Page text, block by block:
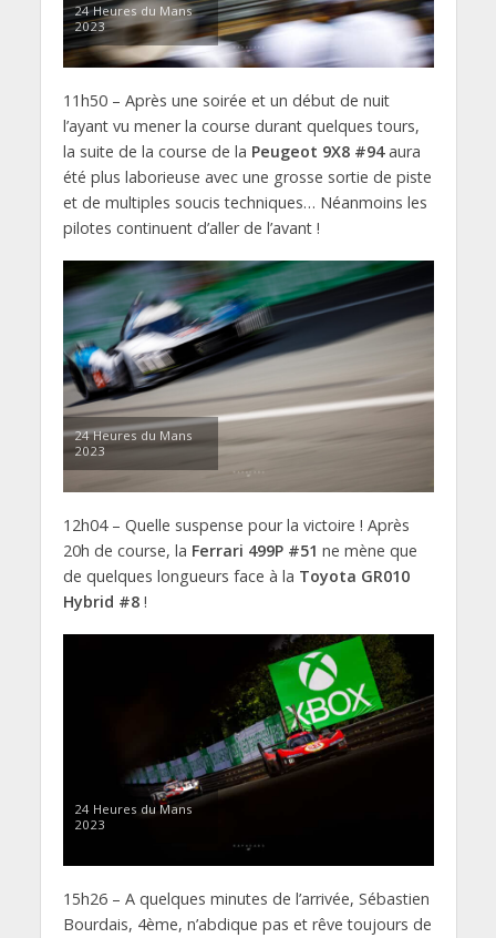
24 Heures du Mans
2023
11h50 – Après une soirée et un début de nuit
l’ayant vu mener la course durant quelques tours,
la suite de la course de la Peugeot 9X8 #94aura
été plus laborieuse avec une grosse sortie de piste
et de multiples soucis techniques… Néanmoins les
pilotes continuent d’aller de l’avant !
24 Heures du Mans
2023
12h04 – Quelle suspense pour la victoire ! Après
20h de course, la Ferrari 499P #51 ne mène que
de quelques longueurs face à la Toyota GR010
Hybrid #8!
24 Heures du Mans
2023
15h26 – A quelques minutes de l’arrivée, Sébastien
Bourdais, 4ème, n’abdique pas et rêve toujours de